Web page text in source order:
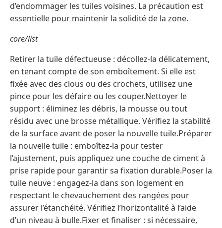
d’endommager les tuiles voisines. La précaution est
essentielle pour maintenir la solidité de la zone.
core/list
Retirer la tuile défectueuse : décollez-la délicatement,
en tenant compte de son emboîtement. Si elle est
fixée avec des clous ou des crochets, utilisez une
pince pour les défaire ou les couper.Nettoyer le
support : éliminez les débris, la mousse ou tout
résidu avec une brosse métallique. Vérifiez la stabilité
de la surface avant de poser la nouvelle tuile.Préparer
la nouvelle tuile : emboîtez-la pour tester
l’ajustement, puis appliquez une couche de ciment à
prise rapide pour garantir sa fixation durable.Poser la
tuile neuve : engagez-la dans son logement en
respectant le chevauchement des rangées pour
assurer l’étanchéité. Vérifiez l’horizontalité à l’aide
d’un niveau à bulle.Fixer et finaliser : si nécessaire,